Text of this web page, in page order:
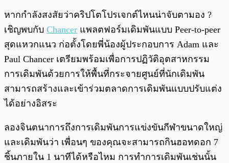
หากกำลังสงสัยว่าคริปโตโปรเจกต์ไหนน่าจับตามอง ?
เชิญพบกับ Chancer แพลตฟอร์มเดิมพันแบบ Peer-to-peer
สุดแหวกแนว ก่อตั้งโดยพี่น้องผู้ประกอบการ Adam และ
Paul Chancer เตรียมพร้อมเพื่อการปฏิวัติอุตสาหกรรม
การเดิมพันด้วยการให้พื้นที่กระจายศูนย์ที่นักเดิมพัน
สามารถสร้างและเข้าร่วมตลาดการเดิมพันแบบปรับแต่ง
ได้อย่างอิสระ
ลองจินตนาการถึงการเดิมพันการแข่งขันกีฬาขนาดใหญ่
และเดิมพันว่า เพื่อนๆ ของคุณจะสามารถกินฮอทดอก 7
ชิ้นภายใน 1 นาทีได้หรือไหม การทำการเดิมพันเช่นนั้น